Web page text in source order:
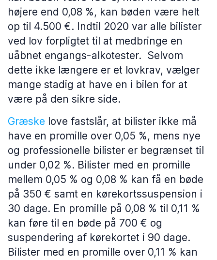
højere end 0,08 %, kan bøden være helt
op til 4.500 €. Indtil 2020 var alle bilister
ved lov forpligtet til at medbringe en
uåbnet engangs-alkotester. Selvom
dette ikke længere er et lovkrav, vælger
mange stadig at have en i bilen for at
være på den sikre side.
Græske love fastslår, at bilister ikke må
have en promille over 0,05 %, mens nye
og professionelle bilister er begrænset til
under 0,02 %. Bilister med en promille
mellem 0,05 % og 0,08 % kan få en bøde
på 350 € samt en kørekortssuspension i
30 dage. En promille på 0,08 % til 0,11 %
kan føre til en bøde på 700 € og
suspendering af kørekortet i 90 dage.
Bilister med en promille over 0,11 % kan